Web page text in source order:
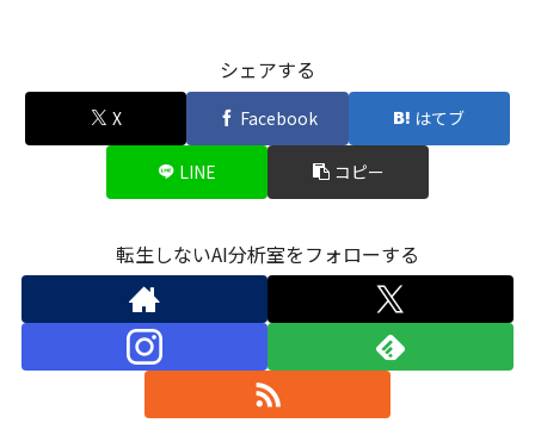
シェアする
X Facebook はてブ
LINE コピー
転生しないAI分析室をフォローする